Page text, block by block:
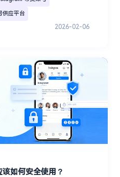
供应平台
2026-02-06
如何安全使用？